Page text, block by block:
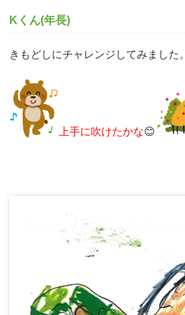
Kくん(年長)
きもどしにチャレンジしてみました。
上手に吹けたかな😊